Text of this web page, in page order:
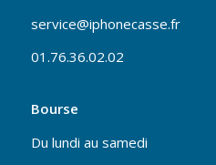
service@iphonecasse.fr
01.76.36.02.02
Bourse
Du lundi au samedi